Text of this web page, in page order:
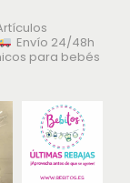
Envío 24/48h
para bebés